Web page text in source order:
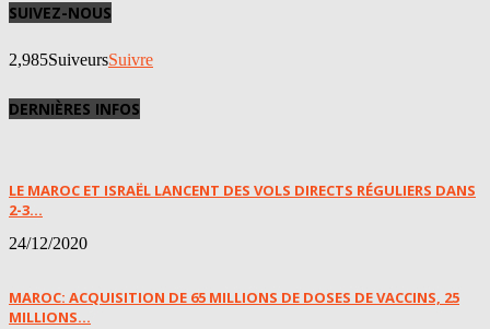
SUIVEZ-NOUS
2,985SuiveursSuivre
DERNIÈRES INFOS
LE MAROC ET ISRAËL LANCENT DES VOLS DIRECTS RÉGULIERS DANS
2-3...
24/12/2020
MAROC: ACQUISITION DE 65 MILLIONS DE DOSES DE VACCINS, 25
MILLIONS...